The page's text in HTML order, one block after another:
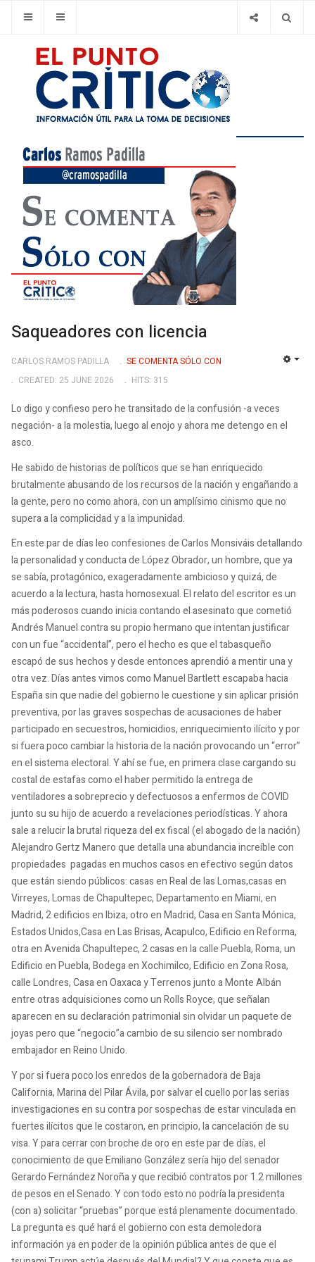
Saqueadores con licencia
CARLOS RAMOS PADILLA
SE COMENTA SÓLO CON
CREATED: 25 JUNE 2026
HITS: 315
Lo digo y confieso pero he transitado de la confusión -a veces
negación- a la molestia, luego al enojo y ahora me detengo en el
asco.
He sabido de historias de políticos que se han enriquecido
brutalmente abusando de los recursos de la nación y engañando a
la gente, pero no como ahora, con un amplísimo cinismo que no
supera a la complicidad y a la impunidad.
En este par de días leo confesiones de Carlos Monsiváis detallando
la personalidad y conducta de López Obrador, un hombre, que ya
se sabía, protagónico, exageradamente ambicioso y quizá, de
acuerdo a la lectura, hasta homosexual. El relato del escritor es un
más poderosos cuando inicia contando el asesinato que cometió
Andrés Manuel contra su propio hermano que intentan justificar
con un fue “accidental”, pero el hecho es que el tabasqueño
escapó de sus hechos y desde entonces aprendió a mentir una y
otra vez. Días antes vimos como Manuel Bartlett escapaba hacia
España sin que nadie del gobierno le cuestione y sin aplicar prisión
preventiva, por las graves sospechas de acusaciones de haber
participado en secuestros, homicidios, enriquecimiento ilícito y por
si fuera poco cambiar la historia de la nación provocando un “error”
en el sistema electoral. Y ahí se fue, en primera clase cargando su
costal de estafas como el haber permitido la entrega de
ventiladores a sobreprecio y defectuosos a enfermos de COVID
junto su su hijo de acuerdo a revelaciones periodísticas. Y ahora
sale a relucir la brutal riqueza del ex fiscal (el abogado de la nación)
Alejandro Gertz Manero que detalla una abundancia increíble con
propiedades pagadas en muchos casos en efectivo según datos
que están siendo públicos: casas en Real de las Lomas,casas en
Virreyes, Lomas de Chapultepec, Departamento en Miami, en
Madrid, 2 edificios en Ibiza, otro en Madrid, Casa en Santa Mónica,
Estados Unidos,Casa en Las Brisas, Acapulco, Edificio en Reforma,
otra en Avenida Chapultepec, 2 casas en la calle Puebla, Roma, un
Edificio en Puebla, Bodega en Xochimilco, Edificio en Zona Rosa,
calle Londres, Casa en Oaxaca y Terrenos junto a Monte Albán
entre otras adquisiciones como un Rolls Royce, que señalan
aparecen en su declaración patrimonial sin olvidar un paquete de
joyas pero que “negocio”a cambio de su silencio ser nombrado
embajador en Reino Unido.
Y por si fuera poco los enredos de la gobernadora de Baja
California, Marina del Pilar Ávila, por salvar el cuello por las serias
investigaciones en su contra por sospechas de estar vinculada en
fuertes ilícitos que le costaron, en principio, la cancelación de su
visa. Y para cerrar con broche de oro en este par de días, el
conocimiento de que Emiliano González sería hijo del senador
Gerardo Fernández Noroña y que recibió contratos por 1.2 millones
de pesos en el Senado. Y con todo esto no podría la presidenta
(con a) solicitar “pruebas” porque está plenamente documentado.
La pregunta es qué hará el gobierno con esta demoledora
información ya en poder de la opinión pública antes de que el